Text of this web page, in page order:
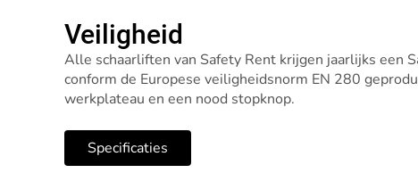
Veiligheid
Alle schaarliften van Safety Rent krijgen jaarlijks een
conform de Europese veiligheidsnorm EN 280
werkplateau en een nood stopknop.
Specificaties